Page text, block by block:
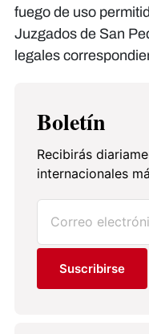
fuego de uso
Juzgados de San
legales
Boletín
Recibirás
internacionales
Suscribirse